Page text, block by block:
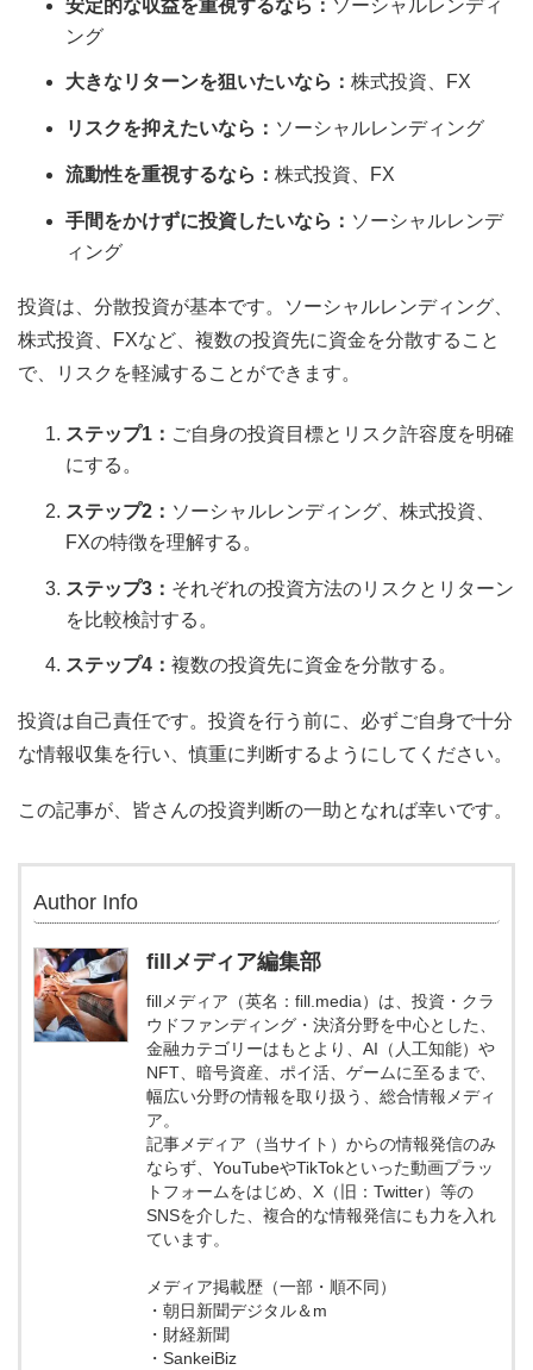
安定的な収益を重視するなら： ソーシャルレンディ
ング
大きなリターンを狙いたいなら： 株式投資、FX
リスクを抑えたいなら： ソーシャルレンディング
流動性を重視するなら： 株式投資、FX
手間をかけずに投資したいなら： ソーシャルレンデ
ィング
投資は、分散投資が基本です。ソーシャルレンディング、
株式投資、FXなど、複数の投資先に資金を分散すること
で、リスクを軽減することができます。
ステップ1： ご自身の投資目標とリスク許容度を明確
にする。
ステップ2： ソーシャルレンディング、株式投資、
FXの特徴を理解する。
ステップ3： それぞれの投資方法のリスクとリターン
を比較検討する。
ステップ4： 複数の投資先に資金を分散する。
投資は自己責任です。投資を行う前に、必ずご自身で十分
な情報収集を行い、慎重に判断するようにしてください。
この記事が、皆さんの投資判断の一助となれば幸いです。
Author Info
fillメディア編集部
fillメディア（英名：fill.media）は、投資・クラ
ウドファンディング・決済分野を中心とした、
金融カテゴリーはもとより、AI（人工知能）や
NFT、暗号資産、ポイ活、ゲームに至るまで、
幅広い分野の情報を取り扱う、総合情報メディ
ア。
記事メディア（当サイト）からの情報発信のみ
ならず、YouTubeやTikTokといった動画プラッ
トフォームをはじめ、X（旧：Twitter）等の
SNSを介した、複合的な情報発信にも力を入れ
ています。
メディア掲載歴（一部・順不同）
・朝日新聞デジタル＆m
・財経新聞
・SankeiBiz